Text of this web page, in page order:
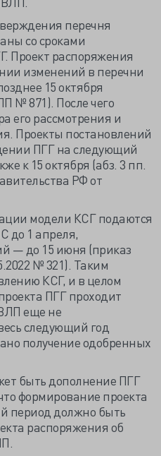
перечня
со сроками
Проект распоряжения
изменений в перечни
15 октября
№ 871). После чего
его рассмотрения и
Проекты постановлений
ПГГ на следующий
к 15 октября (абз. 3 пп.
РФ от
модели КСГ подаются
до 1 апреля,
— до 15 июня (приказ
№ 321). Таким
КСГ, и в целом
ПГГ проходит
еще не
следующий год
получение одобренных
быть дополнение ПГГ
формирование проекта
период должно быть
распоряжения об